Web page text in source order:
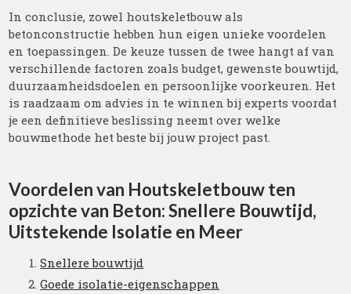
In conclusie, zowel houtskeletbouw als
betonconstructie hebben hun eigen unieke voordelen
en toepassingen. De keuze tussen de twee hangt af van
verschillende factoren zoals budget, gewenste bouwtijd,
duurzaamheidsdoelen en persoonlijke voorkeuren. Het
is raadzaam om advies in te winnen bij experts voordat
je een definitieve beslissing neemt over welke
bouwmethode het beste bij jouw project past.
Voordelen van Houtskeletbouw ten
opzichte van Beton: Snellere Bouwtijd,
Uitstekende Isolatie en Meer
Snellere bouwtijd
Goede isolatie-eigenschappen